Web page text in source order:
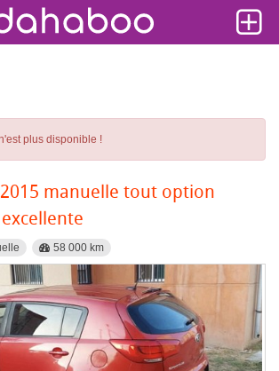
plus disponible !
manuelle tout option
58 000 km